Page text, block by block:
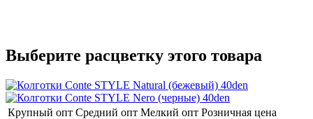
Выберите расцветку этого товара
Крупный опт Средний опт Мелкий опт Розничная цена